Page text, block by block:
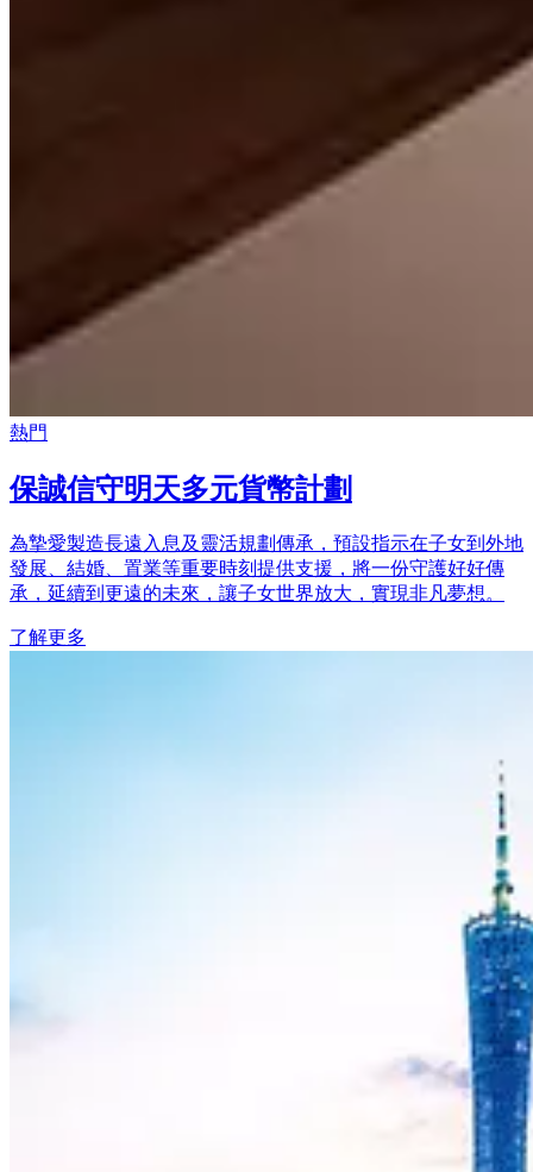
熱門
保誠信守明天多元貨幣計劃
為摯愛製造長遠入息及靈活規劃傳承，預設指示在子女到外地
發展、結婚、置業等重要時刻提供支援，將一份守護好好傳
承，延續到更遠的未來，讓子女世界放大，實現非凡夢想。
了解更多